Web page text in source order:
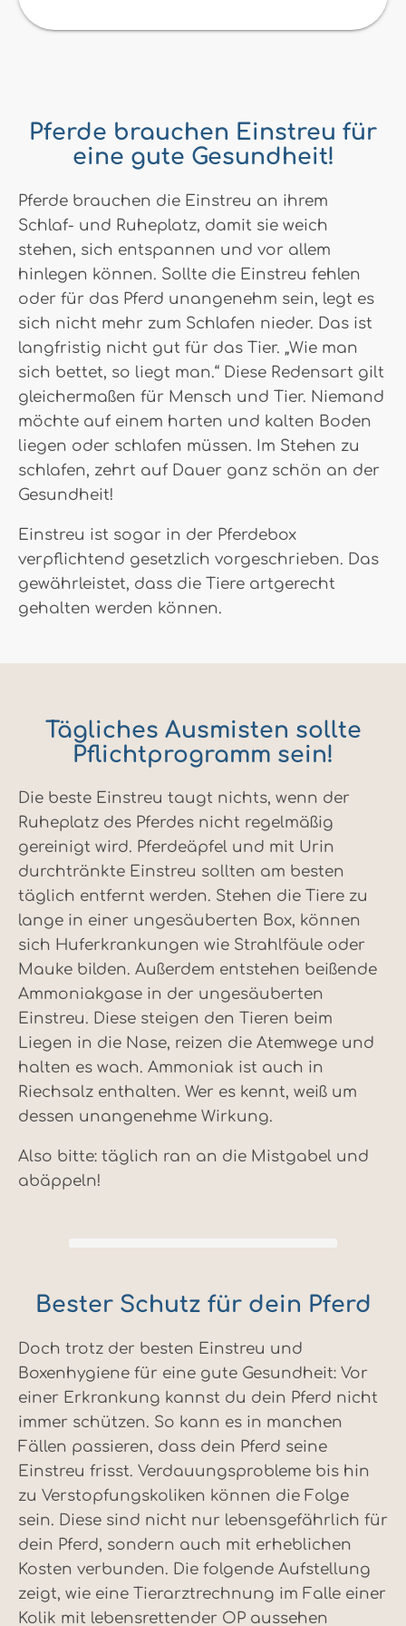
Pferde brauchen Einstreu für
eine gute Gesundheit!
Pferde brauchen die Einstreu an ihrem
Schlaf- und Ruheplatz, damit sie weich
stehen, sich entspannen und vor allem
hinlegen können. Sollte die Einstreu fehlen
oder für das Pferd unangenehm sein, legt es
sich nicht mehr zum Schlafen nieder. Das ist
langfristig nicht gut für das Tier. „Wie man
sich bettet, so liegt man.“ Diese Redensart gilt
gleichermaßen für Mensch und Tier. Niemand
möchte auf einem harten und kalten Boden
liegen oder schlafen müssen. Im Stehen zu
schlafen, zehrt auf Dauer ganz schön an der
Gesundheit!
Einstreu ist sogar in der Pferdebox
verpflichtend gesetzlich vorgeschrieben. Das
gewährleistet, dass die Tiere artgerecht
gehalten werden können.
Tägliches Ausmisten sollte
Pflichtprogramm sein!
Die beste Einstreu taugt nichts, wenn der
Ruheplatz des Pferdes nicht regelmäßig
gereinigt wird. Pferdeäpfel und mit Urin
durchtränkte Einstreu sollten am besten
täglich entfernt werden. Stehen die Tiere zu
lange in einer ungesäuberten Box, können
sich Huferkrankungen wie Strahlfäule oder
Mauke bilden. Außerdem entstehen beißende
Ammoniakgase in der ungesäuberten
Einstreu. Diese steigen den Tieren beim
Liegen in die Nase, reizen die Atemwege und
halten es wach. Ammoniak ist auch in
Riechsalz enthalten. Wer es kennt, weiß um
dessen unangenehme Wirkung.
Also bitte: täglich ran an die Mistgabel und
abäppeln!
Bester Schutz für dein Pferd
Doch trotz der besten Einstreu und
Boxenhygiene für eine gute Gesundheit: Vor
einer Erkrankung kannst du dein Pferd nicht
immer schützen. So kann es in manchen
Fällen passieren, dass dein Pferd seine
Einstreu frisst. Verdauungsprobleme bis hin
zu Verstopfungskoliken können die Folge
sein. Diese sind nicht nur lebensgefährlich für
dein Pferd, sondern auch mit erheblichen
Kosten verbunden. Die folgende Aufstellung
zeigt, wie eine Tierarztrechnung im Falle einer
Kolik mit lebensrettender OP aussehen